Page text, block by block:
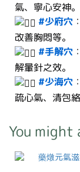
氣、寧心安神。
#少府穴
改善胸悶等。
#手解穴
解暈針之效。
#少海穴
疏心氣、清包絡
You might